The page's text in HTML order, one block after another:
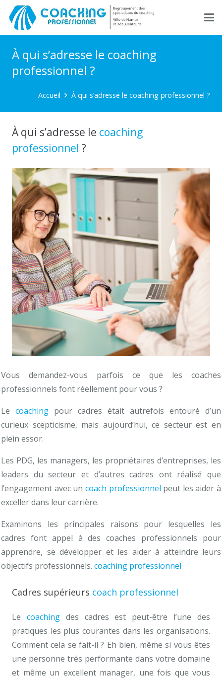
À qui s’adresse le coaching
professionnel ?
Accueil À qui s’adresse le coaching professionnel ?
À qui s’adresse le coaching
professionnel ?
Vous demandez-vous parfois ce que les coaches
professionnels font réellement pour vous ?
Le coaching pour cadres était autrefois entouré d’un
curieux scepticisme, mais aujourd’hui, ce secteur est en
plein essor.
Les PDG, les managers, les propriétaires d’entreprises, les
leaders du secteur et d’autres cadres ont réalisé que
l’engagement avec un coach professionnel peut les aider à
exceller dans leur carrière.
Examinons les principales raisons pour lesquelles les
cadres font appel à des coaches professionnels pour
apprendre, se développer et les aider à atteindre leurs
objectifs professionnels. coaching professionnel
Cadres supérieurs coach professionnel
Le coachingdes cadres est peut-être l’une des
pratiques les plus courantes dans les organisations.
Comment cela se fait-il ? Eh bien, même si vous êtes
une personne très performante dans votre domaine
et même un excellent manager, une fois que vous